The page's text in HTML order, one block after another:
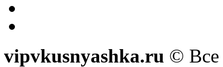
vipvkusnyashka.ru © Все